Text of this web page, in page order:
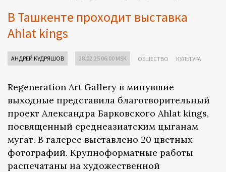
В Ташкенте проходит выставка
Ahlat kings
АНДРЕЙ КУДРЯШОВ 28.02.25 06:00 MSK ОБЩЕСТВО КУЛЬТУРА
Regeneration Art Gallery в минувшие
выходные представила благотворительный
проект Александра Барковского Ahlat kings,
посвященный среднеазиатским цыганам
мугат. В галерее выставлено 20 цветных
фотографий. Крупноформатные работы
распечатаны на художественной